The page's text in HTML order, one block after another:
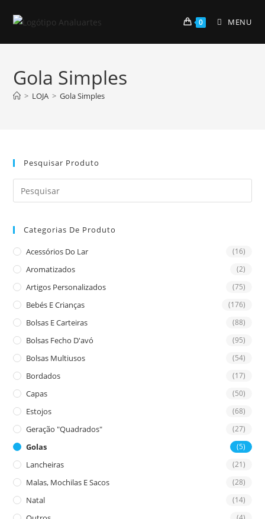
0 MENU
Gola Simples
> LOJA > Gola Simples
Pesquisar Produto
Categorias De Produto
Acessórios Do Lar (16)
Aromatizados (2)
Artigos Personalizados (75)
Bebés E Crianças (176)
Bolsas E Carteiras (88)
Bolsas Fecho D'avó (95)
Bolsas Multiusos (54)
Bordados (17)
Capas (50)
Estojos (68)
Geração "Quadrados" (27)
Golas (5)
Lancheiras (21)
Malas, Mochilas E Sacos (28)
Natal (14)